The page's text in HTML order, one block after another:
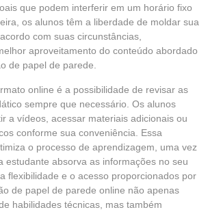
que podem interferir em um horário fixo
os alunos têm a liberdade de moldar sua
com suas circunstâncias,
aproveitamento do conteúdo abordado
de papel de parede.
online é a possibilidade de revisar as
sempre que necessário. Os alunos
a vídeos, acessar materiais adicionais ou
conforme sua conveniência. Essa
o processo de aprendizagem, uma vez
estudante absorva as informações no seu
flexibilidade e o acesso proporcionados por
de papel de parede online não apenas
habilidades técnicas, mas também